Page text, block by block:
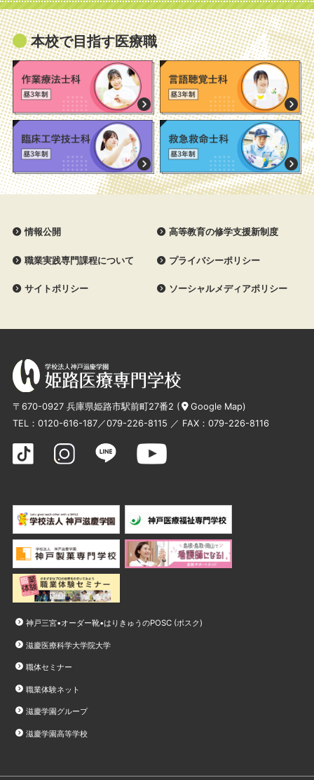
本校で目指す医療職
情報公開 高等教育の修学支援新制度
職業実践専門課程について プライバシーポリシー
サイトポリシー ソーシャルメディアポリシー
〒670-0927 兵庫県姫路市駅前町27番2 ( Google Map)
TEL： 0120-616-187／079-226-8115 ／ FAX：079-226-8116
神戸三宮•オーダー靴•はりきゅうのPOSC (ポスク)
滋慶医療科学大学院大学
職体セミナー
職業体験ネット
滋慶学園グループ
滋慶学園高等学校